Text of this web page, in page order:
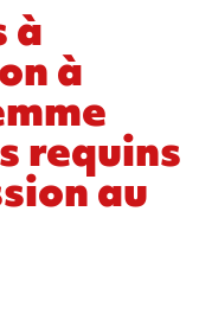
à
à
requins
au